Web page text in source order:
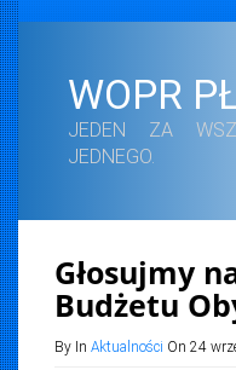
WOPR
JEDEN ZA
JEDNEGO.
Głosujmy
Budżetu
By In Aktualności On 24